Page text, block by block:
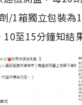
/1箱獨立包裝為
至15分鐘知結